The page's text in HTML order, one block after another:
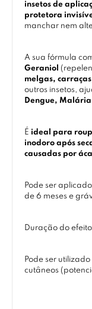
insetos de
protetora
manchar nem
A sua fórmula
Geraniol
melgas,
outros insetos,
Dengue, Malária
É ideal para
inodoro após
causadas por
Pode ser
de 6 meses e
Duração do
Pode ser
cutâneos